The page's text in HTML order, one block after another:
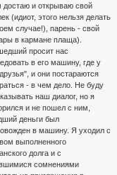
достаю и открываю свой
(идиот, этого нельзя делать
случае!), парень - свой
в кармане плаща).
просит нас
в его машину, где у
и они постараются
- в чем дело. Не буду
наш диалог, но я
и не пошел с ним,
деньги был
в машину. Я уходил с
выполненного
долга и с
сомнениями